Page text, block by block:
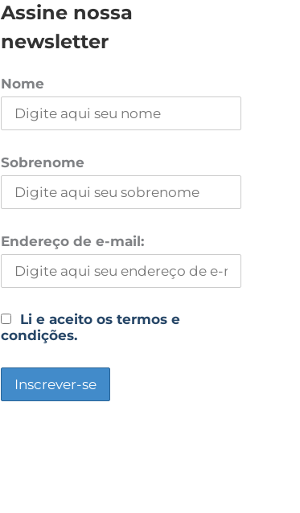
Assine nossa
newsletter
Nome
Sobrenome
Endereço de e-mail:
Li e aceito os termos e
condições.